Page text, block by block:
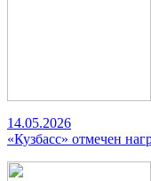
14.05.2026
«Кузбасс» отмечен